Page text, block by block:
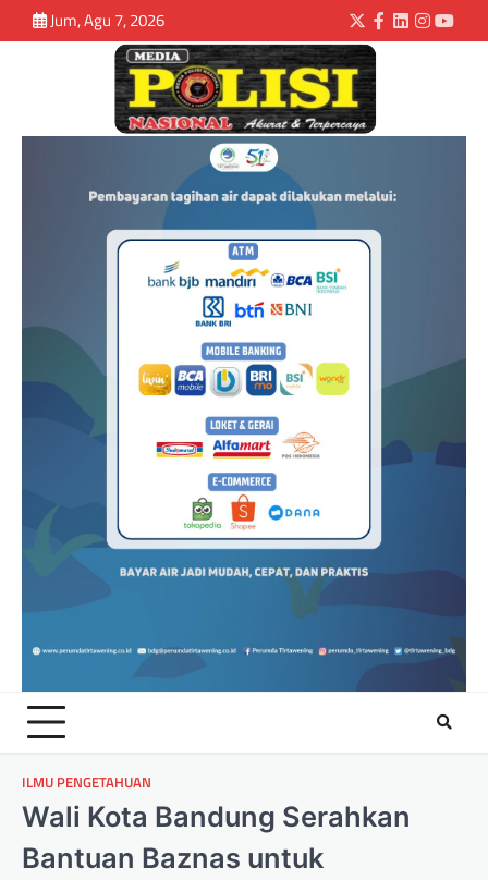
Jum, Agu 7, 2026
ILMU PENGETAHUAN
Wali Kota Bandung Serahkan
Bantuan Baznas untuk